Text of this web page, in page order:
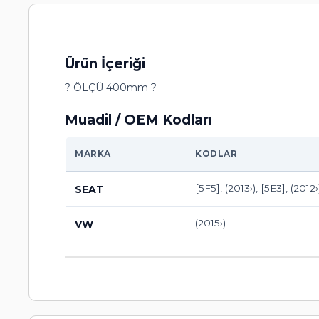
Ürün İçeriği
? ÖLÇÜ 400mm ?
Muadil / OEM Kodları
MARKA KODLAR
SEAT [5F5], (2013›), [5E3],
VW (2015›)